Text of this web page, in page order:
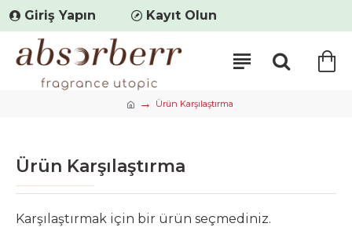
Giriş Yapın Kayıt Olun
Ürün Karşılaştırma
Ürün Karşılaştırma
Karşılaştırmak için bir ürün seçmediniz.